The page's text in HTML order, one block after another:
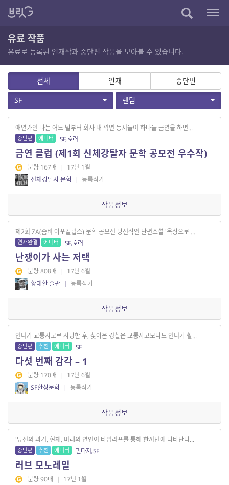
유료 작품
유료로 등록된 연재작과 중단편 작품을 모아볼 수 있습니다.
전체 연재
중단편
SF
랜덤
애연가인 나는 어느 날부터 회사 내 끽연 동지들이 하나둘 금연을 하면...
중단편 에디터 SF, 호러
금연 클럽 (제1회 신체강탈자 문학 공모전 우수작)
분량 167매 | 17년 1월
신체강탈자 문학 | 등록작가
작품정보
제2회 ZA(좀비 아포칼립스) 문학 공모전 당선작인 단편소설 '옥상으로 ...
연재완결 에디터 SF, 호러
난쟁이가 사는 저택
분량 808매 | 17년 6월
황태환 출판 | 등록작가
작품정보
언니가 교통사고로 사망한 후, 찾아온 경찰은 교통사고보다도 언니가 활...
중단편 추천 에디터 SF
다섯 번째 감각 – 1
분량 170매 | 17년 6월
SF환상문학 | 등록작가
작품정보
'당신의 과거, 현재, 미래의 연인이 타임리프를 통해 한꺼번에 나타난다...
중단편 추천 에디터 판타지, SF
러브 모노레일
분량 90매 | 17년 1월